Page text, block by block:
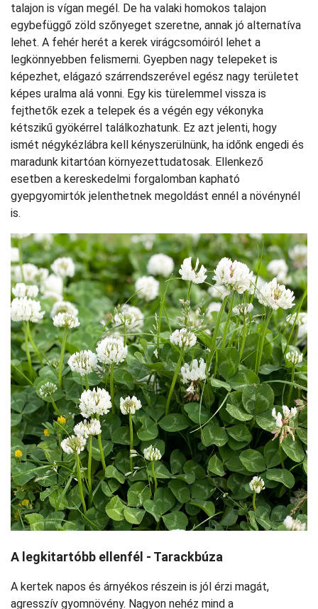
talajon is vígan megél. De ha valaki homokos talajon
egybefüggő zöld szőnyeget szeretne, annak jó alternatíva
lehet. A fehér herét a kerek virágcsomóiról lehet a
legkönnyebben felismerni. Gyepben nagy telepeket is
képezhet, elágazó szárrendszerével egész nagy területet
képes uralma alá vonni. Egy kis türelemmel vissza is
fejthetők ezek a telepek és a végén egy vékonyka
kétszikű gyökérrel találkozhatunk. Ez azt jelenti, hogy
ismét négykézlábra kell kényszerülnünk, ha időnk engedi és
maradunk kitartóan környezettudatosak. Ellenkező
esetben a kereskedelmi forgalomban kapható
gyepgyomirtók jelenthetnek megoldást ennél a növénynél
is.
A legkitartóbb ellenfél - Tarackbúza
A kertek napos és árnyékos részein is jól érzi magát,
agresszív gyomnövény. Nagyon nehéz mind a